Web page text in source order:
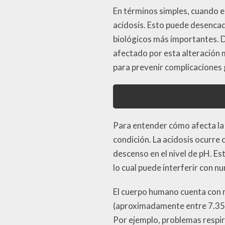
En términos simples, cuando
acidosis. Esto puede
biológicos más importantes.
afectado por esta alteración
para prevenir complicaciones
Para entender cómo afecta
condición. La acidosis ocurre
descenso en el nivel de pH.
lo cual puede interferir con
El cuerpo humano cuenta
(aproximadamente entre
Por ejemplo, problemas